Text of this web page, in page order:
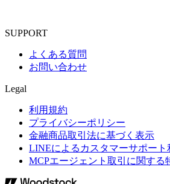
SUPPORT
よくある質問
お問い合わせ
Legal
利用規約
プライバシーポリシー
金融商品取引法に基づく表示
LINEによるカスタマーサポート
MCPエージェント取引に関する